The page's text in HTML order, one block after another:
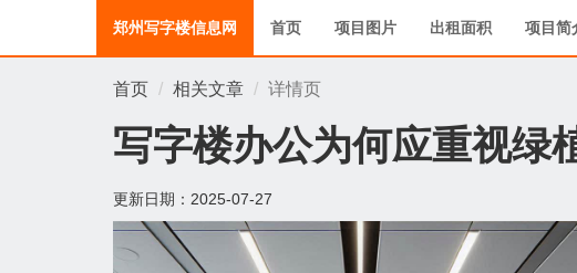
郑州写字楼信息网 首页 项目图片 出租面积 项目简
首页 相关文章 详情页
写字楼办公为何应重视绿
更新日期： 2025-07-27